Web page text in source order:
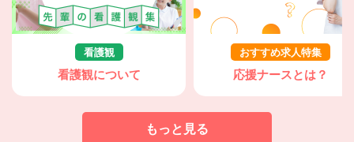
看護観
看護観について
おすすめ求人特集
応援ナースとは？
もっと見る